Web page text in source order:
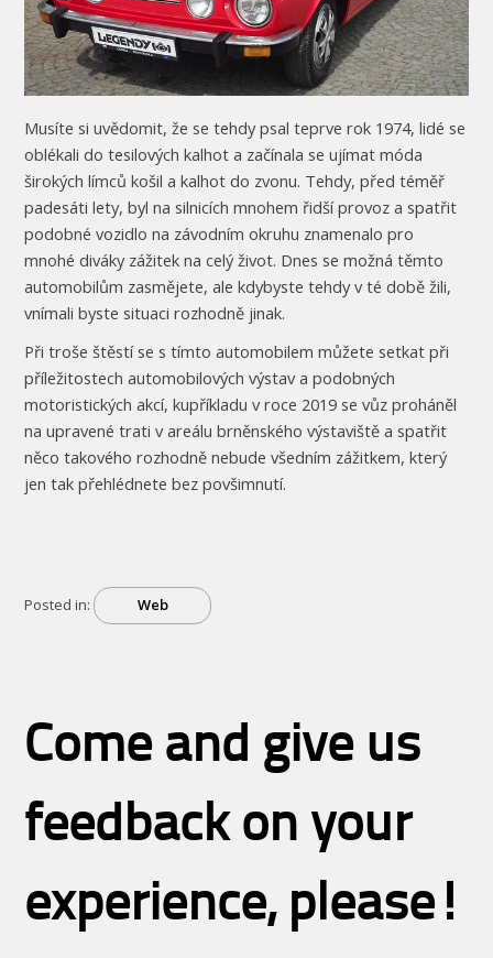
Musíte si uvědomit, že se tehdy psal teprve rok 1974, lidé se
oblékali do tesilových kalhot a začínala se ujímat móda
širokých límců košil a kalhot do zvonu. Tehdy, před téměř
padesáti lety, byl na silnicích mnohem řidší provoz a spatřit
podobné vozidlo na závodním okruhu znamenalo pro
mnohé diváky zážitek na celý život. Dnes se možná těmto
automobilům zasmějete, ale kdybyste tehdy v té době žili,
vnímali byste situaci rozhodně jinak.
Při troše štěstí se s tímto automobilem můžete setkat při
příležitostech automobilových výstav a podobných
motoristických akcí, kupříkladu v roce 2019 se vůz proháněl
na upravené trati v areálu brněnského výstaviště a spatřit
něco takového rozhodně nebude všedním zážitkem, který
jen tak přehlédnete bez povšimnutí.
Posted in: Web
Come and give us
feedback on your
experience, please!